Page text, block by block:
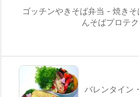
ゴッチンやきそば弁当 - 焼きそ
んそばプロテ
バレンタイン